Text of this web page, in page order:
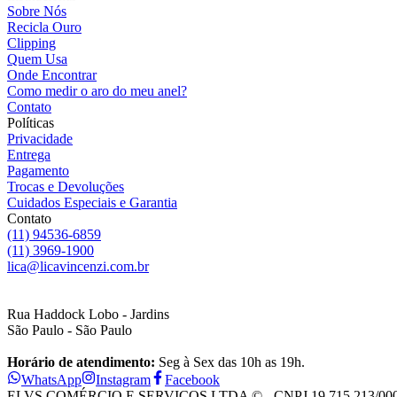
Sobre Nós
Recicla Ouro
Clipping
Quem Usa
Onde Encontrar
Como medir o aro do meu anel?
Contato
Políticas
Privacidade
Entrega
Pagamento
Trocas e Devoluções
Cuidados Especiais e Garantia
Contato
(11) 94536-6859
(11) 3969-1900
lica@licavincenzi.com.br
Rua Haddock Lobo - Jardins
São Paulo - São Paulo
Horário de atendimento: Seg à Sex das 10h as 19h.
WhatsApp
Instagram
Facebook